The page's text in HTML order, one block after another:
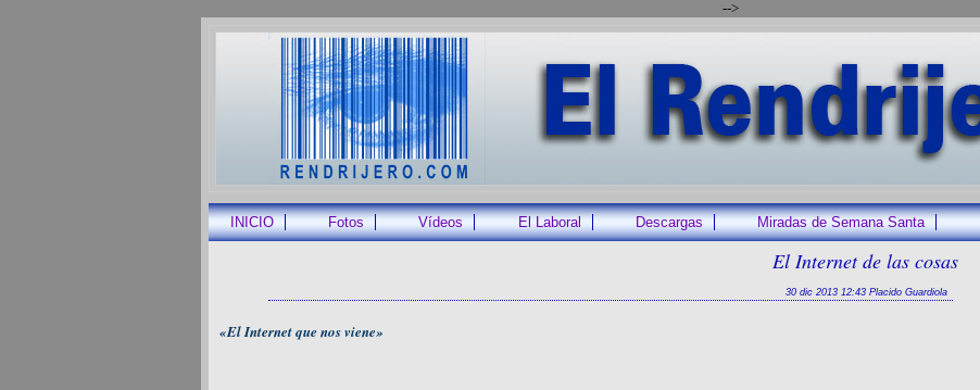
-->
INICIO Fotos Vídeos El Laboral Descargas Miradas de Semana Santa
El Internet de las cosas
30 dic 2013 12:43 Placido Guardiola
«El Internet que nos viene»